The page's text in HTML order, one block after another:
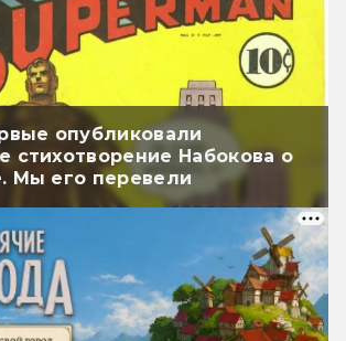
опубликовали
стихотворение Набокова о
Мы его перевели